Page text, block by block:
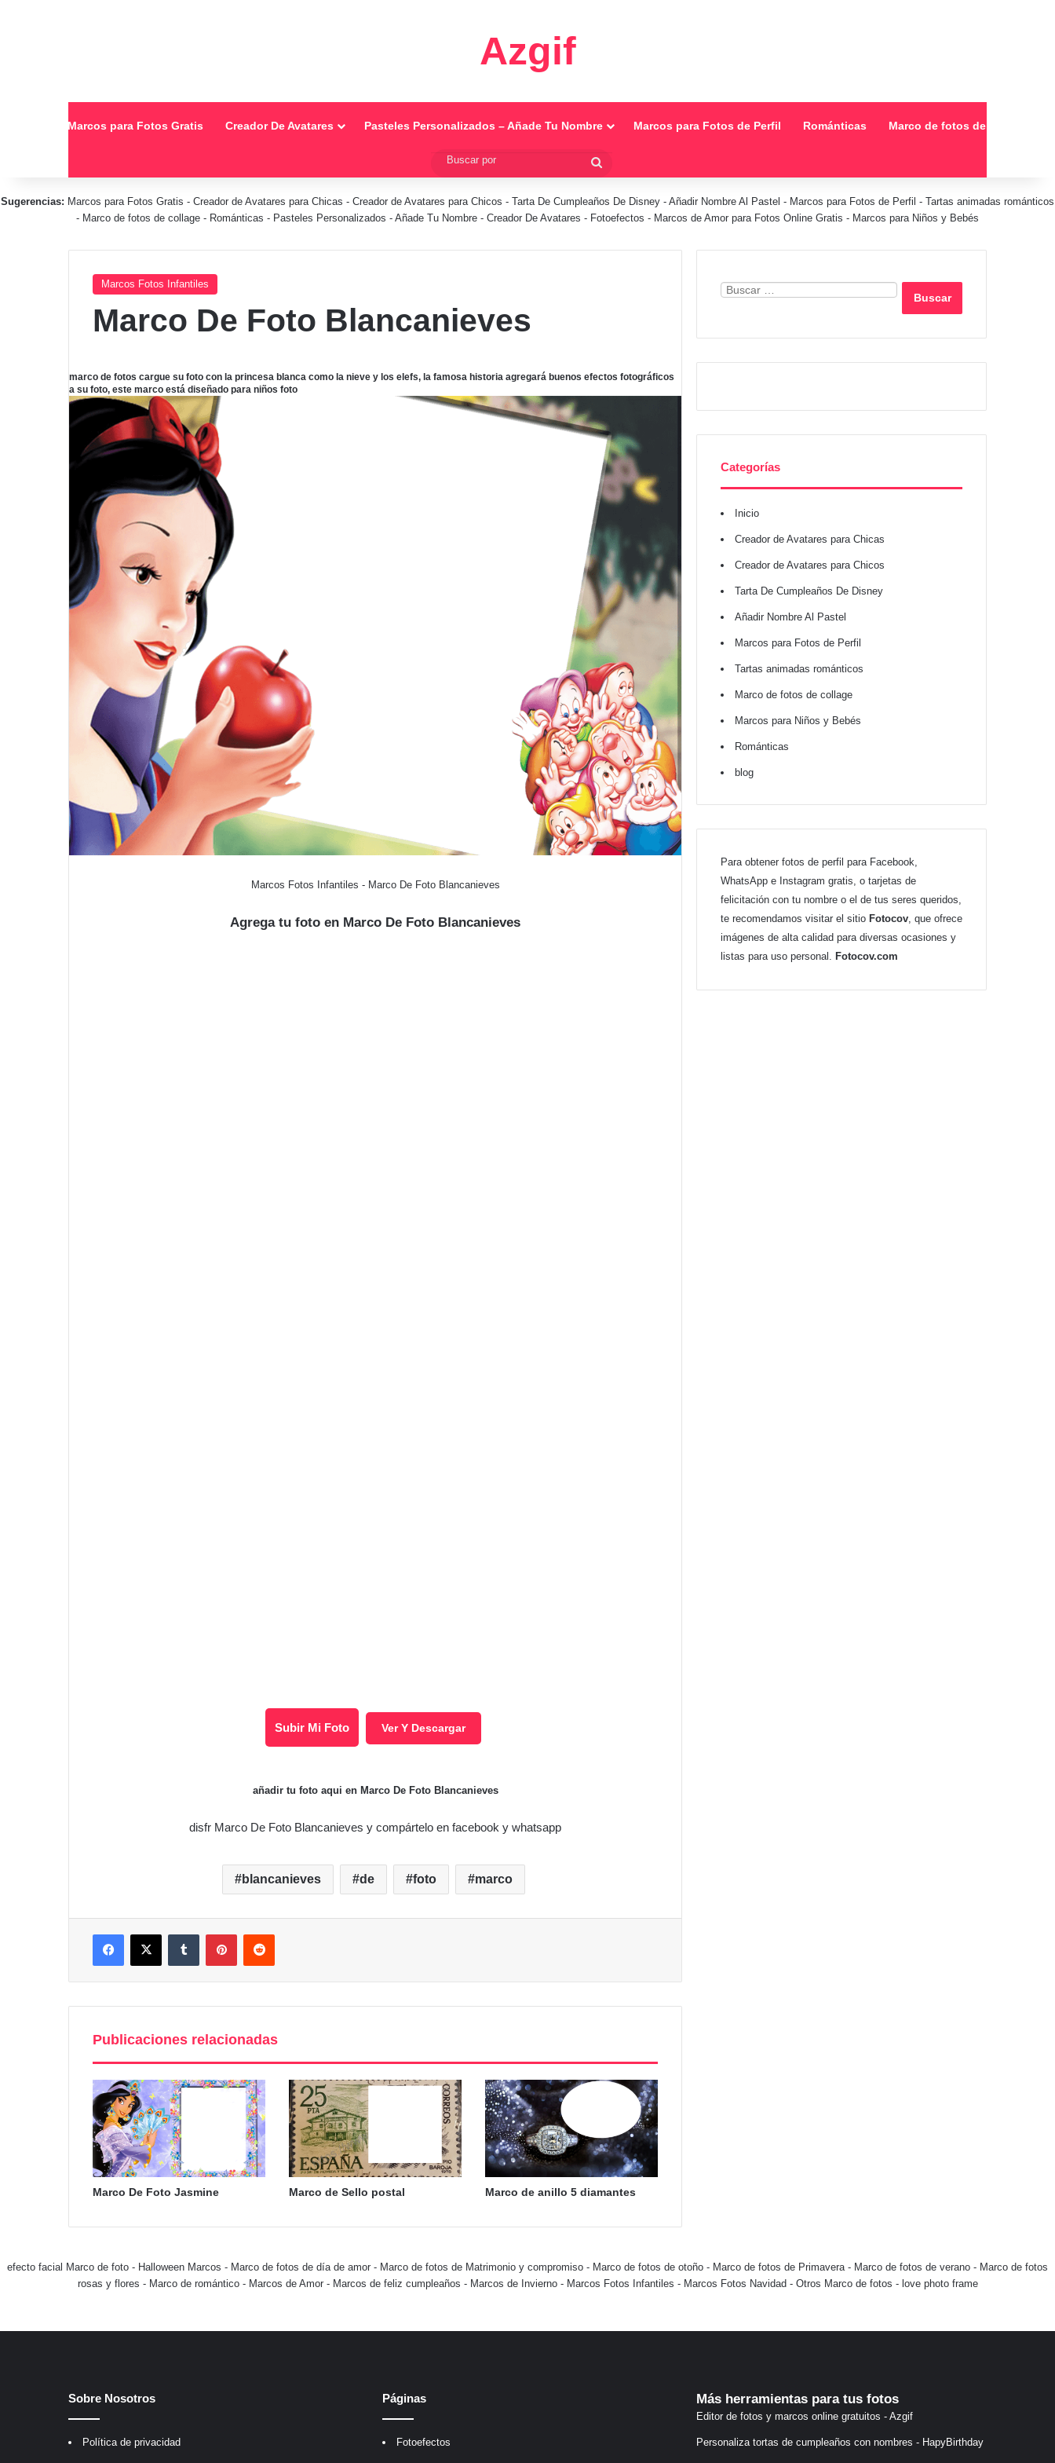
Azgif
Marcos para Fotos Gratis Creador De Avatares Pasteles Personalizados – Añade Tu Nombre Marcos para Fotos de Perfil Románticas Marco de fotos de collage
Sugerencias: Marcos para Fotos Gratis - Creador de Avatares para Chicas - Creador de Avatares para Chicos - Tarta De Cumpleaños De Disney - Añadir Nombre Al Pastel - Marcos para Fotos de Perfil - Tartas animadas románticos
- Marco de fotos de collage - Románticas - Pasteles Personalizados - Añade Tu Nombre - Creador De Avatares - Fotoefectos - Marcos de Amor para Fotos Online Gratis - Marcos para Niños y Bebés
Marcos Fotos Infantiles
Marco De Foto Blancanieves
marco de fotos cargue su foto con la princesa blanca como la nieve y los elefs, la famosa historia agregará buenos efectos fotográficos
a su foto, este marco está diseñado para niños foto
Marcos Fotos Infantiles - Marco De Foto Blancanieves
Agrega tu foto en Marco De Foto Blancanieves
Subir Mi Foto Ver Y Descargar
añadir tu foto aqui en Marco De Foto Blancanieves
disfr Marco De Foto Blancanieves y compártelo en facebook y whatsapp
blancanieves de foto marco
FacebookX Tumblr PinterestReddit
Publicaciones relacionadas
Marco De Foto Jasmine Marco de Sello postal Marco de anillo 5 diamantes
Categorías
Inicio
Creador de Avatares para Chicas
Creador de Avatares para Chicos
Tarta De Cumpleaños De Disney
Añadir Nombre Al Pastel
Marcos para Fotos de Perfil
Tartas animadas románticos
Marco de fotos de collage
Marcos para Niños y Bebés
Románticas
blog
Para obtener fotos de perfil para Facebook,
WhatsApp e Instagram gratis, o tarjetas de
felicitación con tu nombre o el de tus seres queridos,
te recomendamos visitar el sitio Fotocov, que ofrece
imágenes de alta calidad para diversas ocasiones y
listas para uso personal. Fotocov.com
efecto facial Marco de foto - Halloween Marcos - Marco de fotos de día de amor - Marco de fotos de Matrimonio y compromiso - Marco de fotos de otoño - Marco de fotos de Primavera - Marco de fotos de verano - Marco de fotos
rosas y flores - Marco de romántico- Marcos de Amor- Marcos de feliz cumpleaños - Marcos de Invierno- Marcos Fotos Infantiles - Marcos Fotos Navidad- Otros Marco de fotos - love photo frame
Sobre Nosotros
Política de privacidad
Páginas
Fotoefectos
Más herramientas para tus fotos
Editor de fotos y marcos online gratuitos - Azgif
Personaliza tortas de cumpleaños con nombres - HapyBirthday